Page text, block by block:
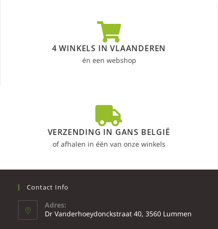
4 WINKELS IN VLAANDEREN
én een webshop
VERZENDING IN GANS BELGIË
of afhalen in één van onze winkels
Contact Info
Adres:
Dr Vanderhoeydonckstraat 40, 3560 Lummen